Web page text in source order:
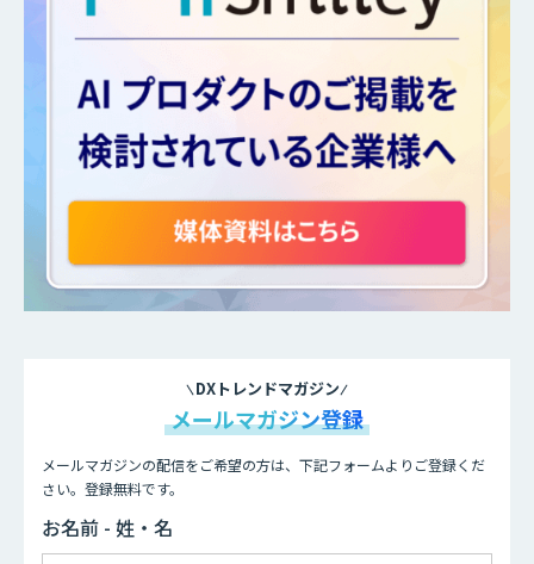
DXトレンドマガジン
メールマガジン登録
メールマガジンの配信をご希望の方は、下記フォームよりご登録くだ
さい。登録無料です。
お名前 - 姓・名